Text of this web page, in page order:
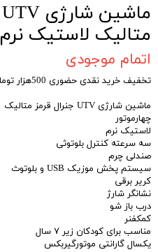
متالیک لاستیک نرم ۴موتور
اتمام موجودی
تخفیف خرید نقدی حضوری 500هزار تومان
ماشین شارژی UTV جنرال قرمز متالیک
چهارموتور
لاستیک نرم
سه سرعته کنترل بلوتوثی
صندلی چرم
سیستم پخش موزیک USB و بلوتوث
کریر برقی
نشانگر شارژ
درب باز شو
کمکفنر
مناسب برای کودکان زیر ۷ سال
یکسال گارانتی موتورگیربکس